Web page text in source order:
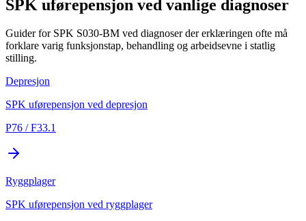
SPK uførepensjon ved vanlige diagnoser
Guider for SPK S030-BM ved diagnoser der erklæringen ofte må
forklare varig funksjonstap, behandling og arbeidsevne i statlig
stilling.
Depresjon
SPK uførepensjon ved depresjon
P76 / F33.1
Ryggplager
SPK uførepensjon ved ryggplager